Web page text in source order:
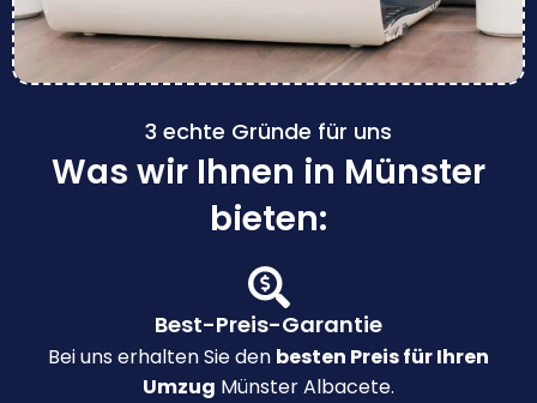
3 echte Gründe für uns
Was wir Ihnen in Münster
bieten:
Best-Preis-Garantie
Bei uns erhalten Sie den besten Preis für Ihren
Umzug Münster Albacete.